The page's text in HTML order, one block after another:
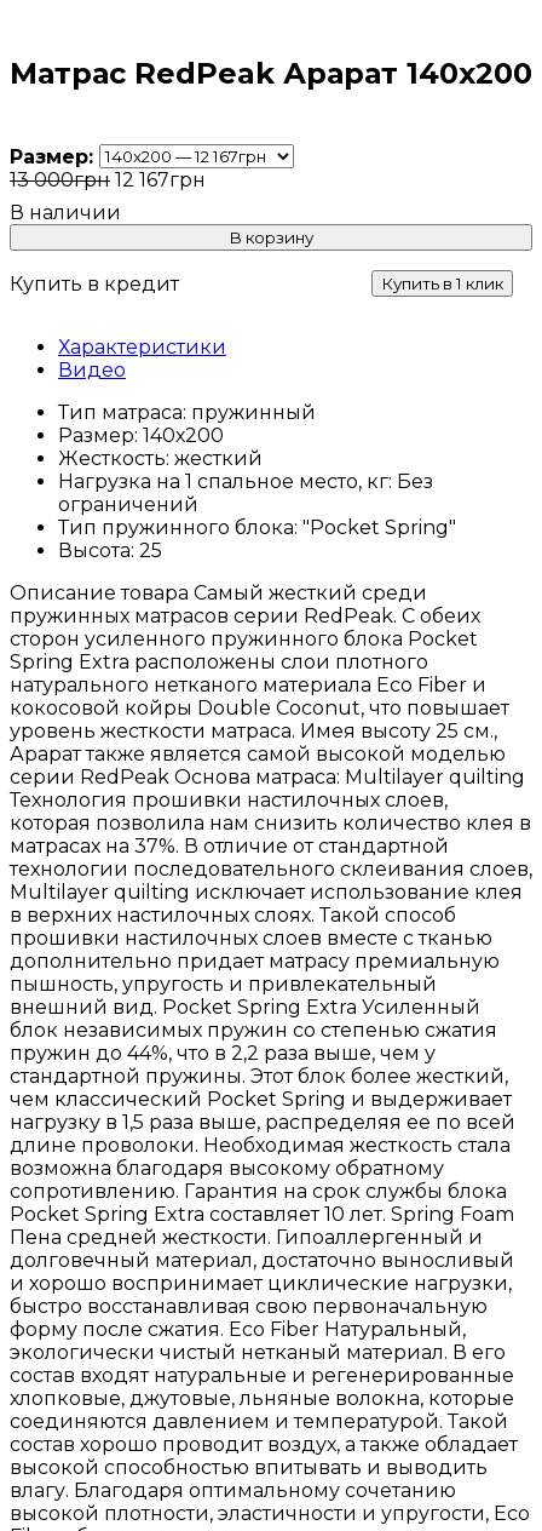
Матрас RedPeak Арарат 140x200
Размер:
13 000грн 12 167грн
В корзину
Купить в кредит Купить в 1 клик
Характеристики
Видео
Тип матраса: пружинный
Размер: 140х200
Жесткость: жесткий
Нагрузка на 1 спальное место, кг: Без
ограничений
Тип пружинного блока: "Pocket Spring"
Высота: 25
Описание товара Самый жесткий среди
пружинных матрасов серии RedPeak. С обеих
сторон усиленного пружинного блока Pocket
Spring Extra расположены слои плотного
натурального нетканого материала Eco Fiber и
кокосовой койры Double Coconut, что повышает
уровень жесткости матраса. Имея высоту 25 см.,
Арарат также является самой высокой моделью
серии RedPeak Основа матраса: Multilayer quilting
Технология прошивки настилочных слоев,
которая позволила нам снизить количество клея в
матрасах на 37%. В отличие от стандартной
технологии последовательного склеивания слоев,
Multilayer quilting исключает использование клея
в верхних настилочных слоях. Такой способ
прошивки настилочных слоев вместе с тканью
дополнительно придает матрасу премиальную
пышность, упругость и привлекательный
внешний вид. Pocket Spring Extra Усиленный
блок независимых пружин со степенью сжатия
пружин до 44%, что в 2,2 раза выше, чем у
стандартной пружины. Этот блок более жесткий,
чем классический Pocket Spring и выдерживает
нагрузку в 1,5 раза выше, распределяя ее по всей
длине проволоки. Необходимая жесткость стала
возможна благодаря высокому обратному
сопротивлению. Гарантия на срок службы блока
Pocket Spring Extra составляет 10 лет. Spring Foam
Пена средней жесткости. Гипоаллергенный и
долговечный материал, достаточно выносливый
и хорошо воспринимает циклические нагрузки,
быстро восстанавливая свою первоначальную
форму после сжатия. Eco Fiber Натуральный,
экологически чистый нетканый материал. В его
состав входят натуральные и регенерированные
хлопковые, джутовые, льняные волокна, которые
соединяются давлением и температурой. Такой
состав хорошо проводит воздух, а также обладает
высокой способностью впитывать и выводить
влагу. Благодаря оптимальному сочетанию
высокой плотности, эластичности и упругости, Eco